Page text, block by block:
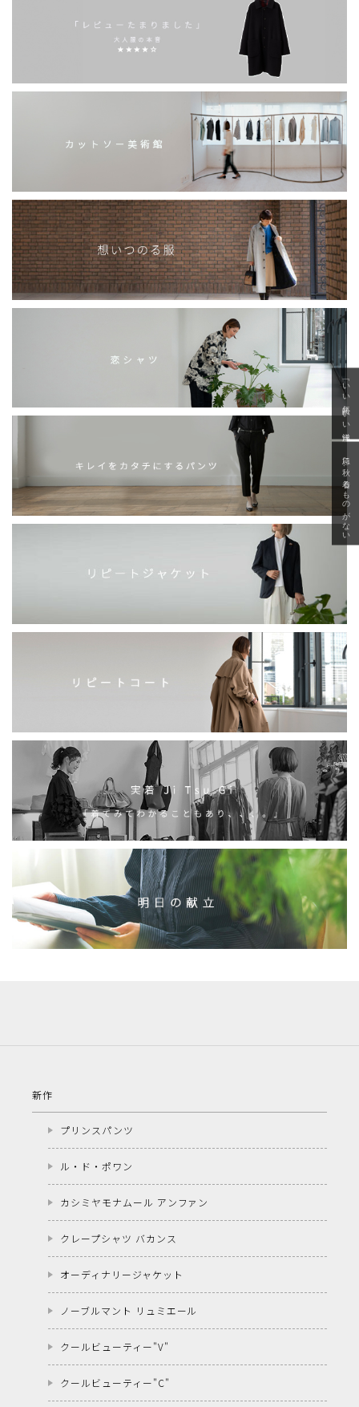
新作
プリンスパンツ
ル・ド・ポワン
カシミヤモナムール アンファン
クレープシャツ バカンス
オーディナリージャケット
ノーブルマント リュミエール
クールビューティー"V"
クールビューティー"C"
「いい年齢 いい洋服」
急に秋、着るものがない